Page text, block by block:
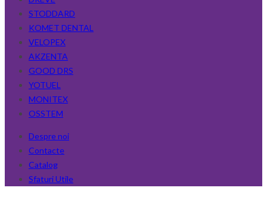
STODDARD
KOMET DENTAL
VELOPEX
AKZENTA
GOOD DRS
YOTUEL
MONITEX
OSSTEM
Despre noi
Contacte
Catalog
Sfaturi Utile